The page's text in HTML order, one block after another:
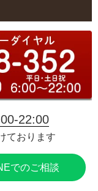
22:00
ております
でのご相談